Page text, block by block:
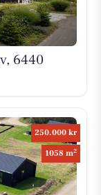
6440
250.000 kr
1058 m2